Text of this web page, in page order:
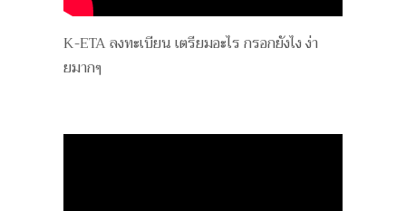
K-ETA ลงทะเบียน เตรียมอะไร กรอกยังไง ง่า
ยมากๆ